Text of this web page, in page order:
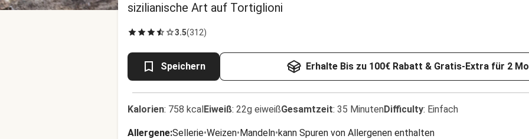
sizilianische Art auf Tortiglioni
3.5(312)
Speichern Erhalte Bis zu 100€ Rabatt & Gratis-Extra für 2
Kalorien: 758 kcalEiweiß: 22g eiweißGesamtzeit: 35 MinutenDifficulty: Einfach
Allergene:Sellerie•Weizen•Mandeln•kann Spuren von Allergenen enthalten